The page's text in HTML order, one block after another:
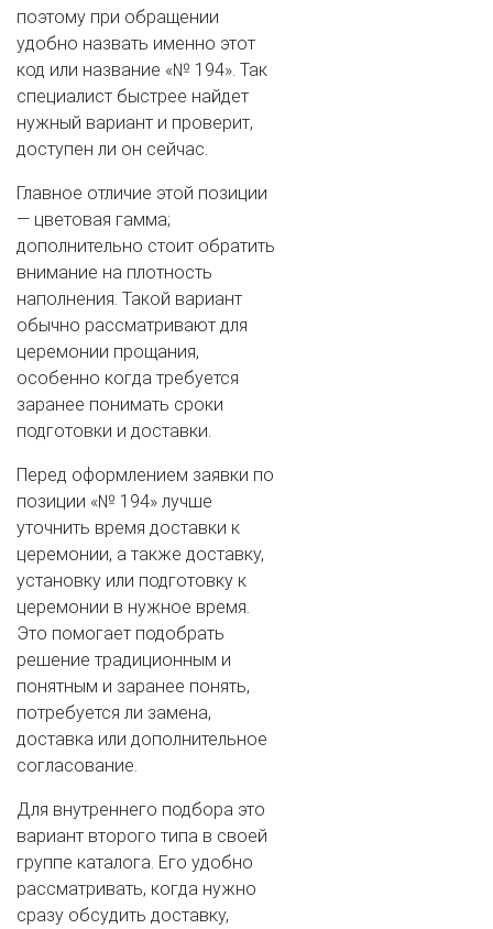
ВАШ ТЕЛЕФОН *
Cогласиие на обработку персональных данных
поэтому при обращении
удобно назвать именно этот
код или название «№ 194». Так
специалист быстрее найдет
нужный вариант и проверит,
доступен ли он сейчас.
Главное отличие этой позиции
— цветовая гамма;
дополнительно стоит обратить
внимание на плотность
наполнения. Такой вариант
обычно рассматривают для
церемонии прощания,
особенно когда требуется
заранее понимать сроки
подготовки и доставки.
Перед оформлением заявки по
позиции «№ 194» лучше
уточнить время доставки к
церемонии, а также доставку,
установку или подготовку к
церемонии в нужное время.
Это помогает подобрать
решение традиционным и
понятным и заранее понять,
потребуется ли замена,
доставка или дополнительное
согласование.
Для внутреннего подбора это
вариант второго типа в своей
группе каталога. Его удобно
рассматривать, когда нужно
сразу обсудить доставку,